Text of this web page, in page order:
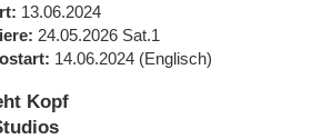
13.06.2024
24.05.2026 Sat.1
14.06.2024 (Englisch)
Kopf